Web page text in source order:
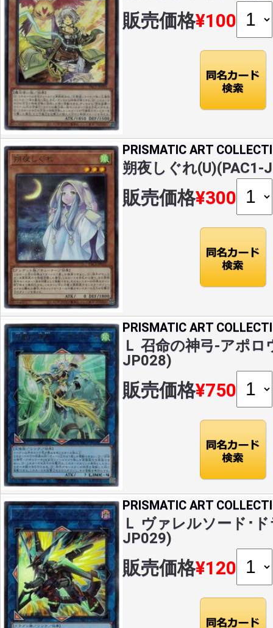
販売価格¥100
PRISMATIC ART
朔夜しぐれ(U)(PAC1-
販売価格¥300
PRISMATIC ART
Ｌ 召命の神弓-アポロ
JP028)
販売価格¥750
PRISMATIC ART
Ｌ ヴァレルソード･
JP029)
販売価格¥120